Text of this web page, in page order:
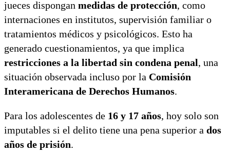
jueces dispongan medidas de protección, como
internaciones en institutos, supervisión familiar o
tratamientos médicos y psicológicos. Esto ha
generado cuestionamientos, ya que implica
restricciones a la libertad sin condena penal, una
situación observada incluso por la Comisión
Interamericana de Derechos Humanos.
Para los adolescentes de 16 y 17 años, hoy solo son
imputables si el delito tiene una pena superior a dos
años de prisión.